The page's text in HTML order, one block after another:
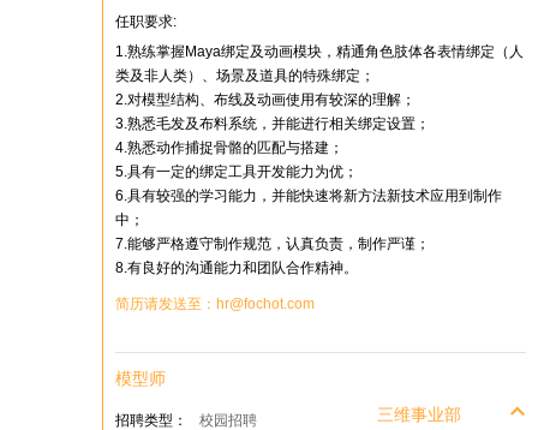
任职要求:
1.熟练掌握Maya绑定及动画模块，精通角色肢体各表情绑定（人
类及非人类）、场景及道具的特殊绑定；
2.对模型结构、布线及动画使用有较深的理解；
3.熟悉毛发及布料系统，并能进行相关绑定设置；
4.熟悉动作捕捉骨骼的匹配与搭建；
5.具有一定的绑定工具开发能力为优；
6.具有较强的学习能力，并能快速将新方法新技术应用到制作
中；
7.能够严格遵守制作规范，认真负责，制作严谨；
8.有良好的沟通能力和团队合作精神。
简历请发送至：hr@fochot.com
模型师
三维事业部
招聘类型：
校园招聘